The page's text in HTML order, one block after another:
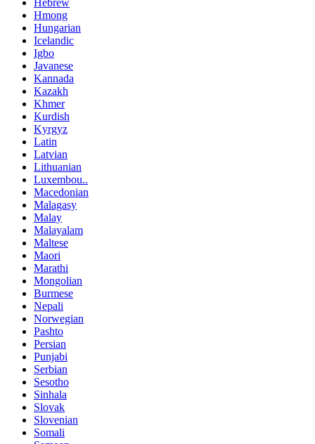
Hebrew
Hmong
Hungarian
Icelandic
Igbo
Javanese
Kannada
Kazakh
Khmer
Kurdish
Kyrgyz
Latin
Latvian
Lithuanian
Luxembou..
Macedonian
Malagasy
Malay
Malayalam
Maltese
Maori
Marathi
Mongolian
Burmese
Nepali
Norwegian
Pashto
Persian
Punjabi
Serbian
Sesotho
Sinhala
Slovak
Slovenian
Somali